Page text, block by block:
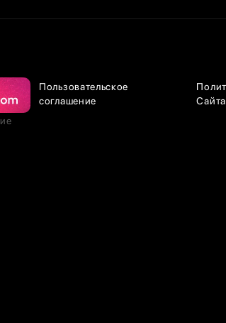
Пользовательское
соглашение
Сайта